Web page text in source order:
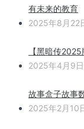
有未来的教育
2025年8月22
【黑暗传
2025年4月9日
故事盒子故事
2025年2月10